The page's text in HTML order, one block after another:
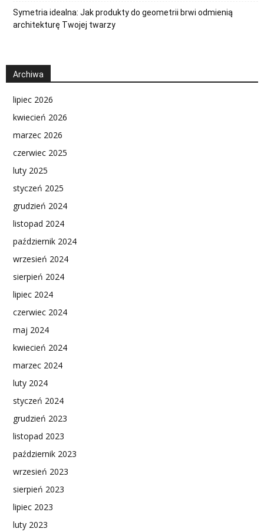
Symetria idealna: Jak produkty do geometrii brwi odmienią
architekturę Twojej twarzy
Archiwa
lipiec 2026
kwiecień 2026
marzec 2026
czerwiec 2025
luty 2025
styczeń 2025
grudzień 2024
listopad 2024
październik 2024
wrzesień 2024
sierpień 2024
lipiec 2024
czerwiec 2024
maj 2024
kwiecień 2024
marzec 2024
luty 2024
styczeń 2024
grudzień 2023
listopad 2023
październik 2023
wrzesień 2023
sierpień 2023
lipiec 2023
luty 2023